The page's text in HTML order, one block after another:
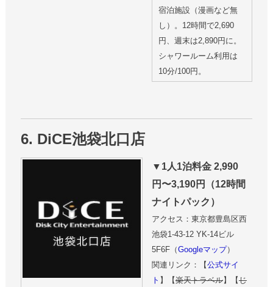
宿泊施設（漫画など無
し）。12時間で2,690
円、週末は2,890円に。
シャワールーム利用は
10分/100円。
6. DiCE池袋北口店
▼1人1泊料金 2,990
円〜3,190円（12時間
ナイトパック）
アクセス：東京都豊島区西
池袋1-43-12 YK-14ビル
5F6F（Googleマップ）
関連リンク：【公式サイ
ト 】【楽天トラベル】【じ